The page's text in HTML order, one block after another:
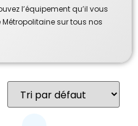
l’équipement qu’il vous
sur tous nos